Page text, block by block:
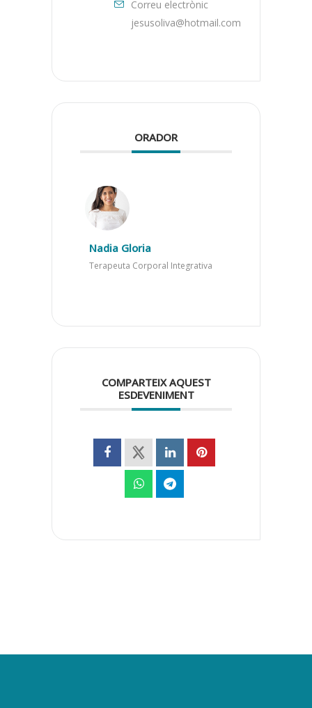
Correu electrònic
jesusoliva@hotmail.com
ORADOR
Nadia Gloria
Terapeuta Corporal Integrativa
COMPARTEIX AQUEST
ESDEVENIMENT